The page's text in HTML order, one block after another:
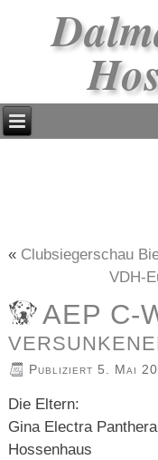
« Clubsiegerschau
VDH-
AEP C-
Publiziert 5. Mai
Die Eltern:
Gina Electra
Hossenhaus